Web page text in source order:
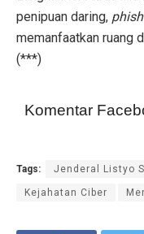
penipuan daring,
memanfaatkan ruang
(***)
Komentar
Tags: Jenderal Listyo
Kejahatan Ciber